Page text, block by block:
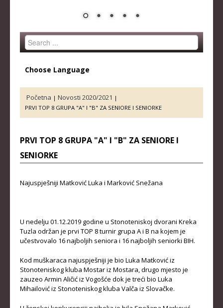
ŽENSKA KADETSKA REPREZENTACIJA
RANG LISTE
SENIORI
KADETKINJE
MLAĐI KADETI
MLAĐE KADETKINJE
NAJMLAĐI KADETI
Search
...
Choose Language
Početna | Novosti 2020/2021 |
PRVI TOP 8 GRUPA "A" I "B" ZA SENIORE I SENIORKE
PRVI TOP 8 GRUPA "A" I "B" ZA SENIORE I
SENIORKE
Najuspješniji Matković Luka i Marković Snežana
U nedelju 01.12.2019 godine u Stonoteniskoj dvorani Kreka
Tuzla održan je prvi TOP 8 turnir grupa A i B na kojem je
učestvovalo 16 najboljih seniora i 16 najboljih seniorki BIH.
Kod muškaraca najuspješniji je bio Luka Matković iz
Stonoteniskog kluba Mostar iz Mostara, drugo mjesto je
zauzeo Armin Aličić iz Vogošće dok je treći bio Luka
Mihailović iz Stonoteniskog kluba Valča iz Slovačke.